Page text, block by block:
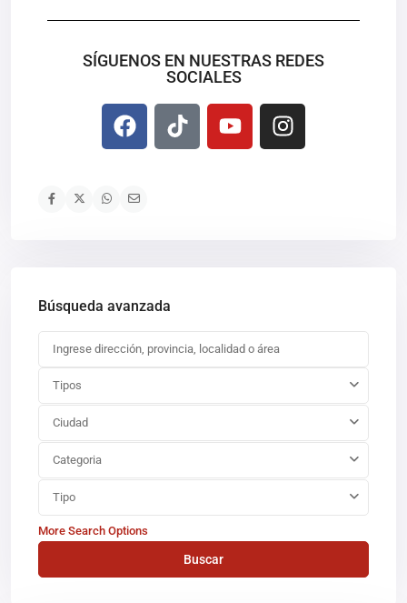
SÍGUENOS EN NUESTRAS REDES
SOCIALES
Búsqueda avanzada
Tipos
Ciudad
Categoria
Tipo
More Search Options
Buscar